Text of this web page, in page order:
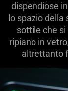
dispendiose
lo spazio della
sottile che
ripiano in
altrettanto